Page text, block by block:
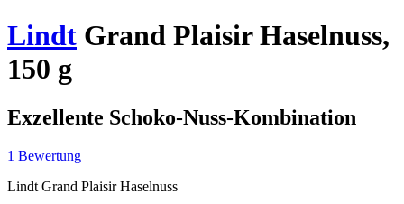
Lindt Grand Plaisir Haselnuss,
150 g
Exzellente Schoko-Nuss-Kombination
1 Bewertung
Lindt Grand Plaisir Haselnuss